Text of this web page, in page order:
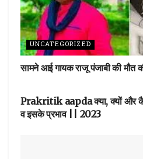
UNCATEGORIZED
सामने आई गायक राजू पंजाबी की मौत
Prakritik aapda क्या, क्यों और
व इसके प्रभाव || 2023